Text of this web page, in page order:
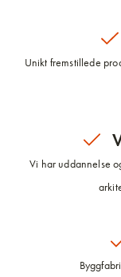
Unikt fremstillede
Vi har uddannelse